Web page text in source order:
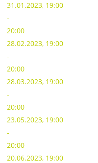
31.01.2023, 19:00
-
20:00
28.02.2023, 19:00
-
20:00
28.03.2023, 19:00
-
20:00
23.05.2023, 19:00
-
20:00
20.06.2023, 19:00